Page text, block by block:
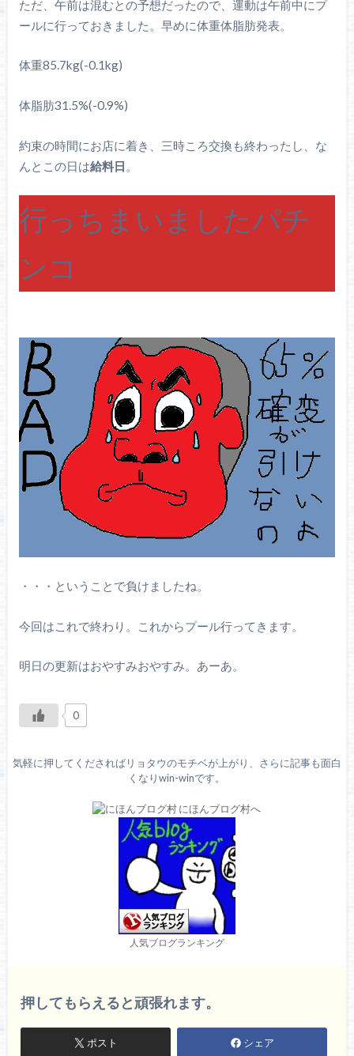
ただ、午前は混むとの予想だったので、運動は午前中にプ
ールに行っておきました。早めに体重体脂肪発表。
体重85.7kg(-0.1kg)
体脂肪31.5%(-0.9%)
約束の時間にお店に着き、三時ころ交換も終わったし、な
んとこの日は給料日
行っちまいましたパチ
ンコ
・・・ということで負けましたね。
今回はこれで終わり。これからプール行ってきます。
明日の更新はおやすみおやすみ。あーあ。
0
気軽に押してくださればリョタウのモチベが上がり、さらに記事も面白
くなりwin-winです。
人気ブログランキング
押してもらえると頑張れます。
ポスト シェア